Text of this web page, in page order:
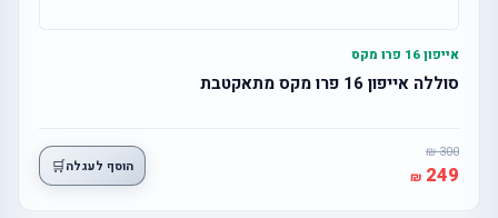
אייפון 16 פרו מקס
סוללה אייפון 16 פרו מקס מתאקטבת
300
249 הוסף לעגלה🛒